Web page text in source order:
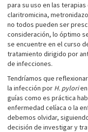
para su uso en las
claritromicina,
no todos pueden ser
consideración, lo óptimo
se encuentre en el curso
tratamiento dirigido por
de infecciones.
Tendríamos que
la infección por H. pylori
guías como es práctica
enfermedad celíaca o la
debemos olvidar,
decisión de investigar y